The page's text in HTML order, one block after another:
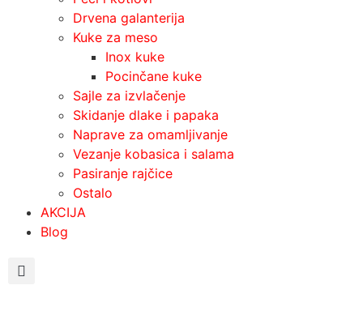
Drvena galanterija
Kuke za meso
Inox kuke
Pocinčane kuke
Sajle za izvlačenje
Skidanje dlake i papaka
Naprave za omamljivanje
Vezanje kobasica i salama
Pasiranje rajčice
Ostalo
AKCIJA
Blog